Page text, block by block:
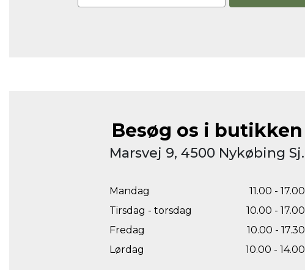
Besøg os i butikken
Marsvej 9, 4500 Nykøbing Sj.
Mandag
11.00 - 17.00
Tirsdag - torsdag
10.00 - 17.00
Fredag
10.00 - 17.30
Lørdag
10.00 - 14.00